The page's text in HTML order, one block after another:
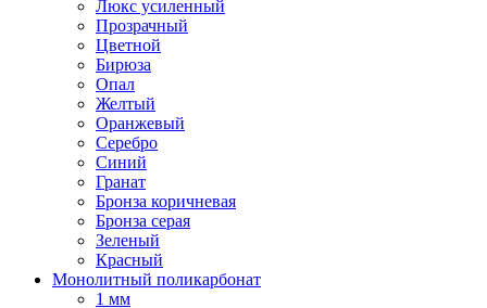
Люкс усиленный
Прозрачный
Цветной
Бирюза
Опал
Желтый
Оранжевый
Серебро
Синий
Гранат
Бронза коричневая
Бронза серая
Зеленый
Красный
Монолитный поликарбонат
1 мм